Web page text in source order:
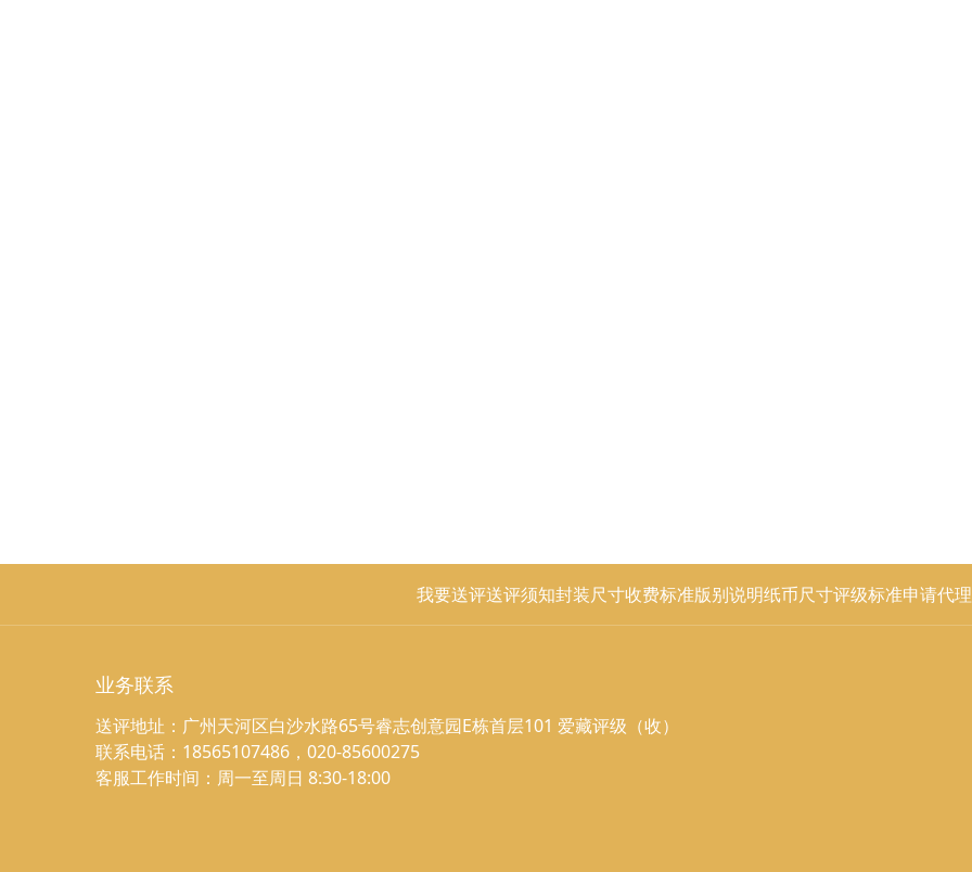
我要送评送评须知封装尺寸收费标准版别说明纸币尺寸评级标准申请代理
业务联系
送评地址：广州天河区白沙水路65号睿志创意园E栋首层101 爱藏评级（收）
联系电话：18565107486，020-85600275
客服工作时间：周一至周日 8:30-18:00